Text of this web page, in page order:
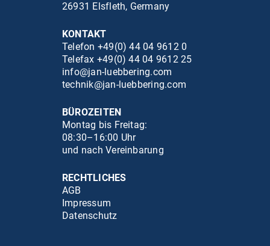
26931 Elsfleth, Germany
KONTAKT
Telefon +49(0) 44 04 9612 0
Telefax +49(0) 44 04 9612 25
info@jan-luebbering.com
technik@jan-luebbering.com
BÜROZEITEN
Montag bis Freitag:
08:30–16:00 Uhr
und nach Vereinbarung
RECHTLICHES
AGB
Impressum
Datenschutz